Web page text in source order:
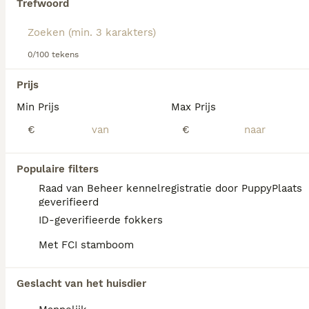
Trefwoord
0/100 tekens
Prijs
Min Prijs
€
Max Prijs
€
Populaire filters
Raad van Beheer kennelregistratie door PuppyPlaats
geverifieerd
ID-geverifieerde fokkers
Met FCI stamboom
Geslacht van het huisdier
dit hondenras.
We hebben 0 Wetterhoun Honden ter dekking
Als je toekomstige resultaten wil zien voor deze
exacte zoekopdracht, sla dan je zoekopdracht op en
vind jouw perfecte hond:
Zoekopdracht bewaren
FAQ's
Zijn Wetterhouns goede
gezinshonden?
Wetterhouns zijn over het algemeen goede